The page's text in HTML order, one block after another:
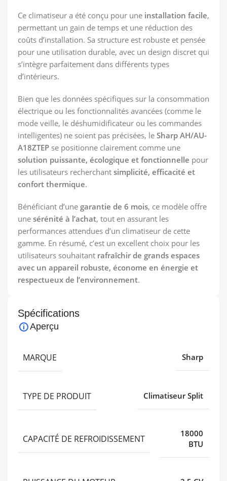
Ce climatiseur a été conçu pour une installation facile,
permettant un gain de temps et une réduction des
coûts d’installation. Sa structure est robuste et pensée
pour une utilisation durable, avec un design discret qui
s’intègre parfaitement dans différents types
d’intérieurs.
Bien que les données spécifiques sur la consommation
électrique ou les fonctionnalités avancées (comme le
mode veille, le déshumidificateur ou les commandes
intelligentes) ne soient pas précisées, le Sharp AH/AU-
A18ZTEP se positionne clairement comme une
solution puissante, écologique et fonctionnelle pour
les utilisateurs recherchant simplicité, efficacité et
confort thermique.
Bénéficiant d’une garantie de 6 mois, ce modèle offre
une sérénité à l’achat, tout en assurant les
performances attendues d’un climatiseur de cette
gamme. En résumé, c’est un excellent choix pour les
utilisateurs souhaitant rafraîchir de grands espaces
avec un appareil robuste, économe en énergie et
respectueux de l’environnement.
Spécifications
Aperçu
MARQUE Sharp
TYPE DE PRODUIT Climatiseur Split
CAPACITÉ DE REFROIDISSEMENT
18000
BTU